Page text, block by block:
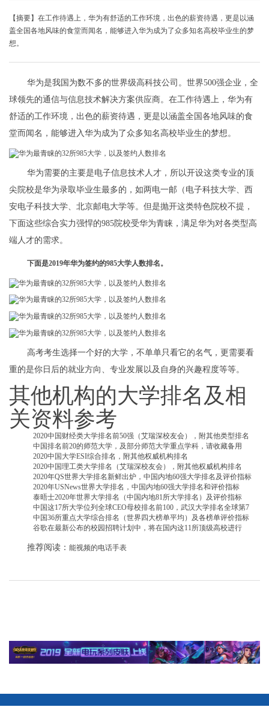
【摘要】在工作待遇上，华为有舒适的工作环境，出色的薪资待遇，更是以涵
盖全国各地风味的食堂而闻名，能够进入华为成为了众多知名高校毕业生的梦
想。
华为是我国为数不多的世界级高科技公司。世界500强企业，全
球领先的通信与信息技术解决方案供应商。在工作待遇上，华为有
舒适的工作环境，出色的薪资待遇，更是以涵盖全国各地风味的食
堂而闻名，能够进入华为成为了众多知名高校毕业生的梦想。
华为需要的主要是电子信息技术人才，所以开设这类专业的顶
尖院校是华为录取毕业生最多的，如两电一邮（电子科技大学、西
安电子科技大学、北京邮电大学等。但是抛开这类特色院校不提，
下面这些综合实力强悍的985院校受华为青睐，满足华为对各类型高
端人才的需求。
下面是2019年华为签约的985大学人数排名。
高考考生选择一个好的大学，不单单只看它的名气，更需要看
重的是你日后的就业方向、专业发展以及自身的兴趣程度等等。
其他机构的大学排名及相
关资料参考
2020中国财经类大学排名前50强（艾瑞深校友会），附其他类型排名
中国排名前20的师范大学，及部分师范大学重点学科，请收藏备用
2020中国大学ESI综合排名，附其他权威机构排名
2020中国理工类大学排名（艾瑞深校友会），附其他权威机构排名
2020年QS世界大学排名新鲜出炉，中国内地60强大学排名及评价指标
2020年USNews世界大学排名，中国内地60强大学排名和评价指标
泰晤士2020年世界大学排名（中国内地81所大学排名）及评价指标
中国这17所大学位列全球CEO母校排名前100，武汉大学排名全球第7
中国36所重点大学综合排名（世界四大榜单平均）及各榜单评价指标
谷歌在最新公布的校园招聘计划中，将在国内这11所顶级高校进行
推荐阅读： 能视频的电话手表